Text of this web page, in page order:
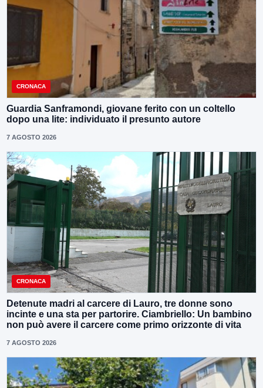
CRONACA
Guardia Sanframondi, giovane ferito con un coltello
dopo una lite: individuato il presunto autore
7 AGOSTO 2026
CRONACA
Detenute madri al carcere di Lauro, tre donne sono
incinte e una sta per partorire. Ciambriello: Un bambino
non può avere il carcere come primo orizzonte di vita
7 AGOSTO 2026